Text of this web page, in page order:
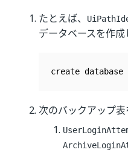
たとえば、
データベースを作成
次のバックアップ表